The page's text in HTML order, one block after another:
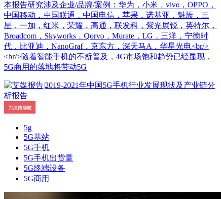
本报告研究涉及企业/品牌/案例：华为，小米，vivo，OPPO，
中国移动，中国联通，中国电信，苹果，诺基亚，魅族，三
星，一加，红米，荣耀，高通，联发科，紫光展锐，英特尔，
Broadcom，Skyworks，Qorvo，Murate，LG，三洋，宁德时
代，比亚迪，NanoGraf，京东方，深天马A，华星光电<br/>
<br/>随着智能手机的不断普及，4G市场饱和趋势已经显现，
5G商用的落地将带动5G
5g
5G基站
5G手机
5G手机出货量
5G终端设备
5G商用